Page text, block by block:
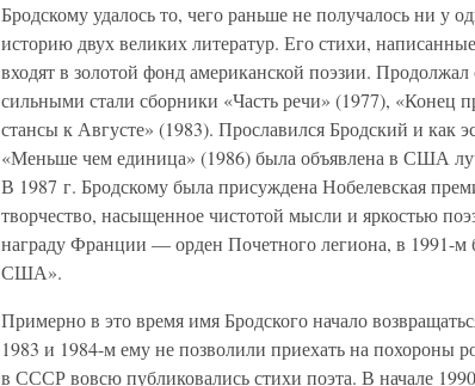
Бродскому удалось то, чего раньше не получалось ни у
историю двух великих литератур. Его стихи,
входят в золотой фонд американской поэзии.
сильными стали сборники «Часть речи» (1977), «Конец
стансы к Августе» (1983). Прославился Бродский и как
«Меньше чем единица» (1986) была объявлена в США
В 1987 г. Бродскому была присуждена Нобелевская
творчество, насыщенное чистотой мысли и яркостью
награду Франции — орден Почетного легиона, в 1991-м
США».
Примерно в это время имя Бродского начало
1983 и 1984-м ему не позволили приехать на похороны
в СССР вовсю публиковались стихи поэта. В начале